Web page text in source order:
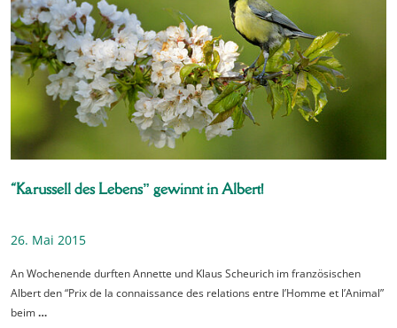
“Karussell des Lebens” gewinnt in Albert!
26. Mai 2015
An Wochenende durften Annette und Klaus Scheurich im französischen
Albert den “Prix de la connaissance des relations entre l’Homme et l’Animal”
beim…